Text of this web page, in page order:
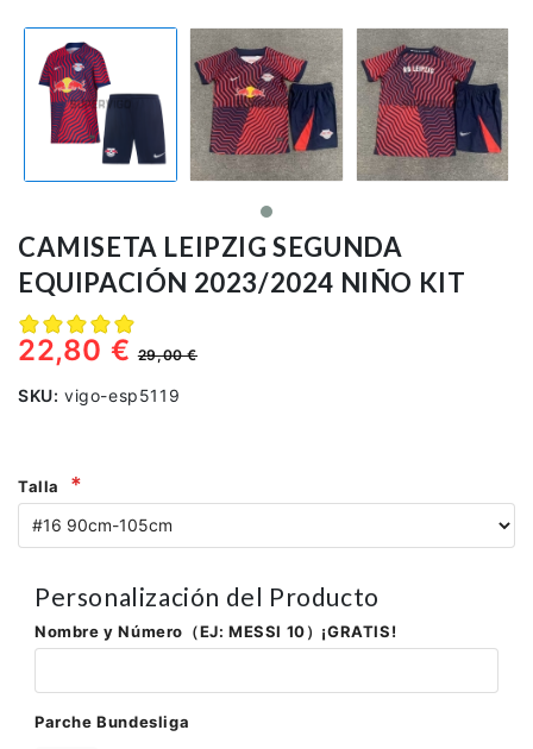
CAMISETA LEIPZIG SEGUNDA
EQUIPACIÓN 2023/2024 NIÑO KIT
22,80 €29,00 €
SKU: vigo-esp5119
Talla
Personalización del Producto
Nombre y Número（EJ: MESSI 10）¡GRATIS!
Parche Bundesliga